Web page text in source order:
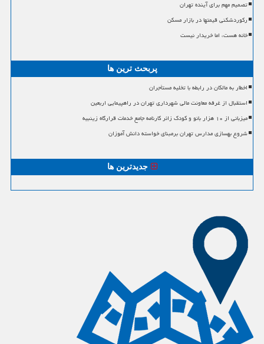
تصمیم مهم برای آینده تهران
رکوردشکنی قیمتها در بازار مسکن
خانه هست، اما خریدار نیست
پربحث ترین ها
اخطار به مالکان در رابطه با تخلیه مستأجران
استقبال از غرفه معاونت مالی شهرداری تهران در راهپیمایی اربعین
میزبانی از ۱۰ هزار بانو و کودک زائر کارنامه جامع خدمات قرارگاه زینبیه
شروع بهسازی مدارس تهران برمبنای خواسته دانش آموزان
جدیدترین ها